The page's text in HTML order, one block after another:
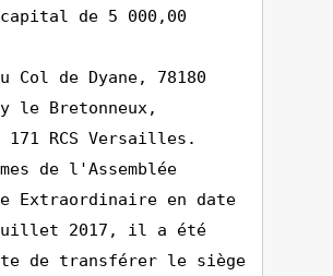
capital de 5 000,00
Col de Dyane, 78180
le Bretonneux,
171 RCS Versailles.
de l'Assemblée
Extraordinaire en date
2017, il a été
de transférer le siège